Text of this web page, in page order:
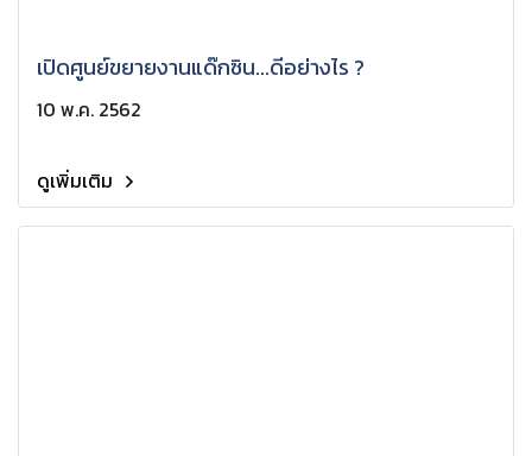
เปิดศูนย์ขยายงานแด๊กซิน...ดีอย่างไร ?
10 พ.ค. 2562
ดูเพิ่มเติม